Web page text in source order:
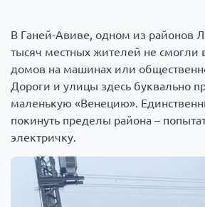
В Ганей-Авиве, одном из районов
тысяч местных жителей не смогли
домов на машинах или
Дороги и улицы здесь буквально
маленькую «Венецию».
покинуть пределы района –
электричку.